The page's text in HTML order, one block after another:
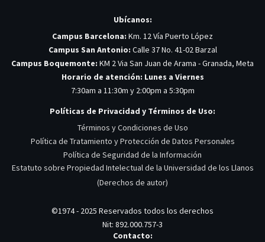
Ubícanos:
Campus Barcelona: Km. 12 Vía Puerto López
Campus San Antonio: Calle 37 No. 41-02 Barzal
Campus Boquemonte: KM 2 Via San Juan de Arama - Granada, Meta
Horario de atención: Lunes a Viernes
7:30am a 11:30m y 2:00pm a 5:30pm
Políticas de Privacidad y Términos de Uso:
Términos y Condiciones de Uso
Política de Tratamiento y Protección de Datos Personales
Política de Seguridad de la Información
Estatuto sobre Propiedad Intelectual de la Universidad de los Llanos
(Derechos de autor)
©1974 - 2025 Reservados todos los derechos
Nit: 892.000.757-3
Contacto: